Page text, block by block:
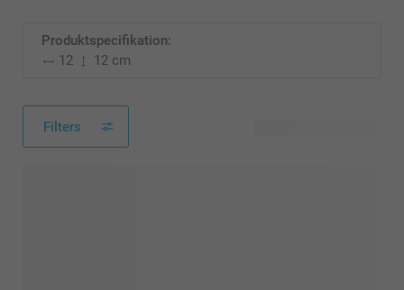
Produktspecifikation:
12
12 cm
Filters